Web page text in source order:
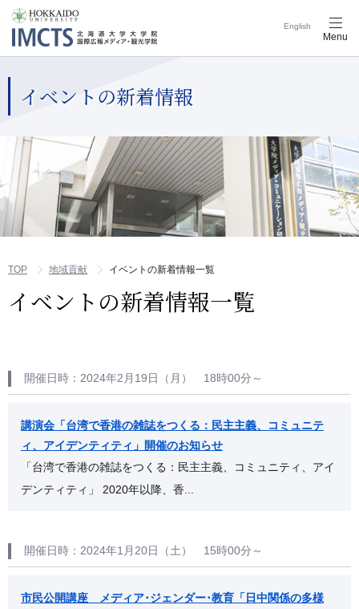
English
メ
ュ
ョ
ボ
タ
ン
Menu
イベントの新着情報
TOP 地域貢献 イベントの新着情報一覧
イベントの新着情報一覧
開催日時：2024年2月19日（月） 18時00分～
講演会「台湾で香港の雑誌をつくる：民主主義、コミュニテ
ィ、アイデンティティ」開催のお知らせ
「台湾で香港の雑誌をつくる：民主主義、コミュニティ、アイ
デンティティ」 2020年以降、香...
開催日時：2024年1月20日（土） 15時00分～
市民公開講座 メディア･ジェンダー･教育「日中関係の多様